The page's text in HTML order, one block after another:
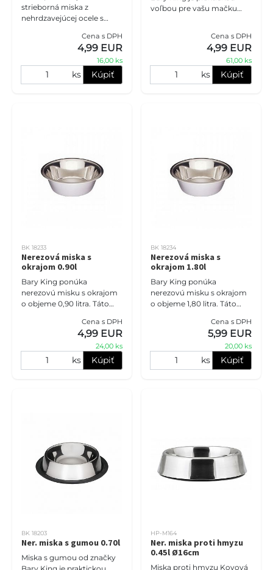
strieborná miska z
nehrdzavejúcej ocele s
pre potraviny a vodu,
zabraňuje hmyzu dostať sa
Cena s DPH
4,99 EUR
16,00 ks
ks Kúpiť
voľbou pre vašu mačku
materiálu, čo zaručuje jej
Cena s DPH
4,99 EUR
61,00 ks
ks Kúpiť
BK 18233
Nerezová miska s
okrajom 0.90l
Bary King ponúka
nerezovú misku s okrajom
o objeme 0,90 litra. Táto
stojanov a je praktická pre
Cena s DPH
4,99 EUR
24,00 ks
ks Kúpiť
BK 18234
Nerezová miska s
okrajom 1.80l
Bary King ponúka
nerezovú misku s okrajom
o objeme 1,80 litra. Táto
stojanov a je praktická pre
Cena s DPH
5,99 EUR
20,00 ks
ks Kúpiť
BK 18203
Ner. miska s gumou 0.70l
Miska s gumou od značky
HP-M164
Ner. miska proti hmyzu
0.45l Ø16cm
Miska proti hmyzu Kovová